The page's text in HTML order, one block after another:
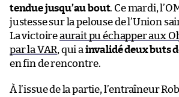
tendue jusqu’au bout. Ce mardi,
justesse sur la pelouse de l’Union
La victoireaurait pu échapper aux
par la VAR, qui a invalidé deux buts
en fin de rencontre.
À l’issue de la partie, l’entraîneur